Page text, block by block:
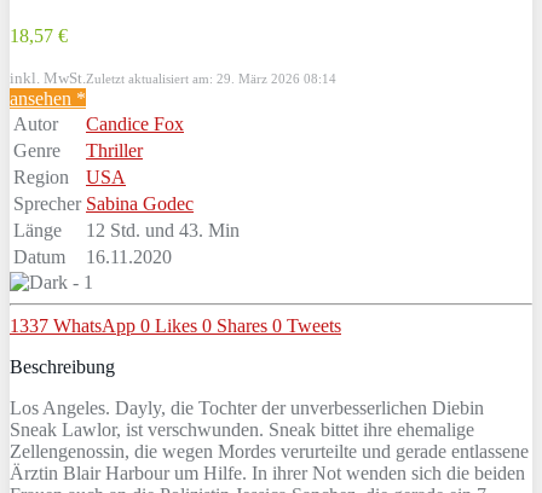
18,57 €
inkl. MwSt. Zuletzt aktualisiert am: 29. März 2026 08:14
ansehen *
Autor
Candice Fox
Genre
Thriller
Region
USA
Sprecher Sabina Godec
Länge
12 Std. und 43. Min
Datum
16.11.2020
1337 WhatsApp 0 Likes 0 Shares 0 Tweets
Beschreibung
Los Angeles. Dayly, die Tochter der unverbesserlichen Diebin
Sneak Lawlor, ist verschwunden. Sneak bittet ihre ehemalige
Zellengenossin, die wegen Mordes verurteilte und gerade entlassene
Ärztin Blair Harbour um Hilfe. In ihrer Not wenden sich die beiden